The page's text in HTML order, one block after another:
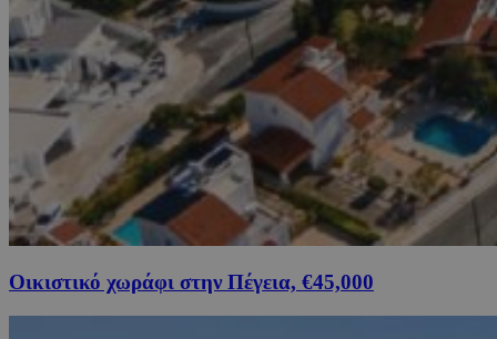
Οικιστικό χωράφι στην Πέγεια, €45,000